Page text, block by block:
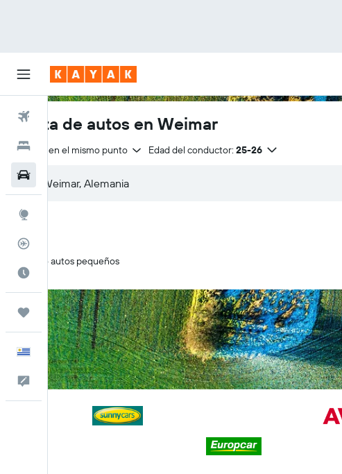
Vuelos
Hoteles
Trips
Español
Comentarios
Renta de autos en Weimar
Entrega en el mismo punto Edad del conductor: 25-26
Solo autos pequeños